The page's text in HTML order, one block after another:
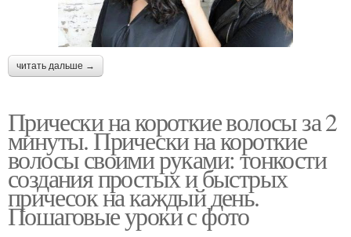
читать дальше →
Прически на короткие волосы за 2
минуты. Прически на короткие
волосы своими руками: тонкости
создания простых и быстрых
причесок на каждый день.
Пошаговые уроки с фото